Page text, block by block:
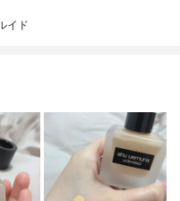
イド